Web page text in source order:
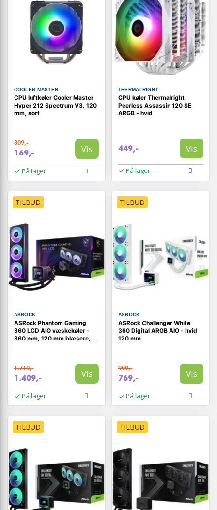
COOLER MASTER
CPU luftkøler Cooler Master
Hyper 212 Spectrum V3, 120
mm, sort
309,-
169,- Vis
På lager
THERMALRIGHT
CPU køler Thermalright
Peerless Assassin 120 SE
ARGB - hvid
449,- Vis
På lager
TILBUD
ASROCK
ASRock Phantom Gaming
360 LCD AIO væskekøler -
360 mm, 120 mm blæsere,
1.719,-
1.409,- Vis
På lager
TILBUD
ASROCK
ASRock Challenger White
360 Digital ARGB AIO - hvid
120 mm
999,-
769,- Vis
På lager
TILBUD TILBUD